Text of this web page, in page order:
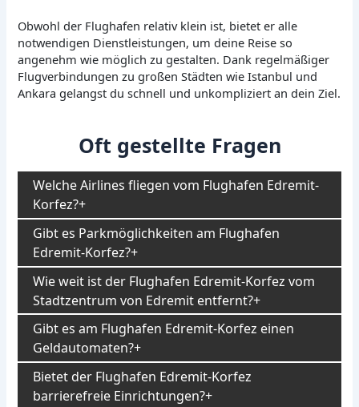
Obwohl der Flughafen relativ klein ist, bietet er alle
notwendigen Dienstleistungen, um deine Reise so
angenehm wie möglich zu gestalten. Dank regelmäßiger
Flugverbindungen zu großen Städten wie Istanbul und
Ankara gelangst du schnell und unkompliziert an dein Ziel.
Oft gestellte Fragen
Welche Airlines fliegen vom Flughafen Edremit-
Korfez?
Gibt es Parkmöglichkeiten am Flughafen
Edremit-Korfez?
Wie weit ist der Flughafen Edremit-Korfez vom
Stadtzentrum von Edremit entfernt?
Gibt es am Flughafen Edremit-Korfez einen
Geldautomaten?
Bietet der Flughafen Edremit-Korfez
barrierefreie Einrichtungen?